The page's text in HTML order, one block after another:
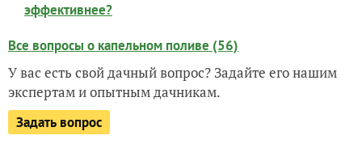
эффективнее?
Все вопросы о капельном поливе (56)
У вас есть свой дачный вопрос? Задайте его нашим
экспертам и опытным дачникам.
Задать вопрос